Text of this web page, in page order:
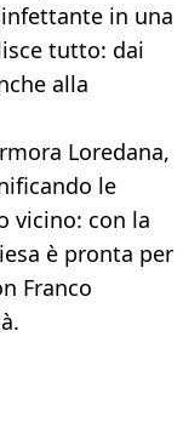
in una
tutto: dai
alla
Loredana,
le
vicino: con la
è pronta per
Franco